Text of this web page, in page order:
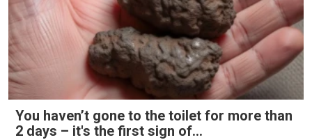
You haven’t gone to the toilet for more than
2 days – it's the first sign of...